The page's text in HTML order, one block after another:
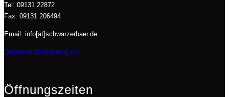
Tel: 09131 22872
Fax: 09131 206494
Email: info[at]schwarzerbaer.de
Datenschutzerklärung <<
Öffnungszeiten